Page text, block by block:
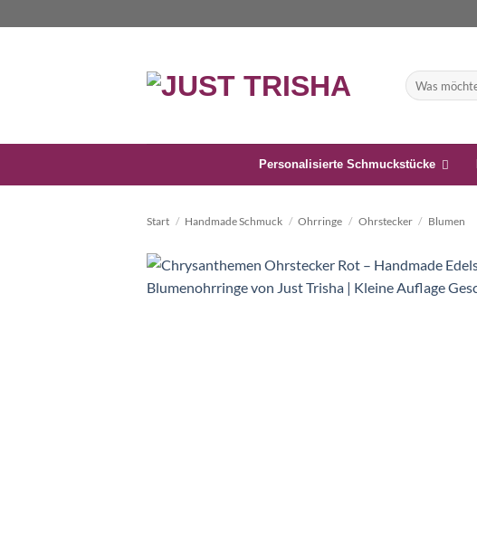
Inhalt
Suchen
nach:
Personalisierte Schmuckstücke
Start / Handmade Schmuck / Ohrringe / Ohrstecker / Blumen